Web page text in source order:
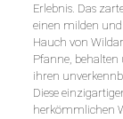
Erlebnis. Das
einen milden
Hauch von
Pfanne, behalten
ihren
Diese
herkömmlichen